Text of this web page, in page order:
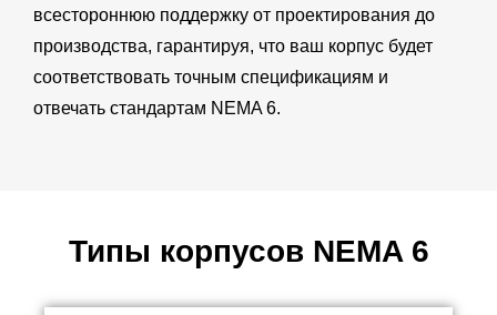
всестороннюю поддержку от проектирования до
производства, гарантируя, что ваш корпус будет
соответствовать точным спецификациям и
отвечать стандартам NEMA 6.
Типы корпусов NEMA 6